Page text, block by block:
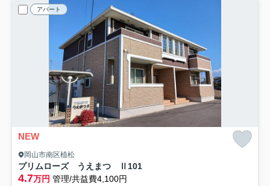
アパート
NEW
岡山市南区植松
プリムローズ うえまつ Ⅱ 101
4.7万円 管理/共益費4,100円